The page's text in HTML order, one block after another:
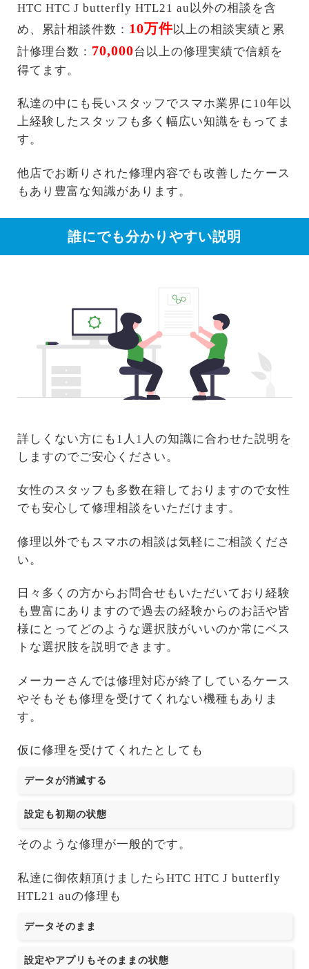
HTC HTC J butterfly HTL21 au以外の相談を含
め、累計相談件数： 10万件以上の相談実績と累
計修理台数： 70,000台以上の修理実績で信頼を
得てます。
私達の中にも長いスタッフでスマホ業界に10年以
上経験したスタッフも多く幅広い知識をもってま
す。
他店でお断りされた修理内容でも改善したケース
もあり豊富な知識があります。
誰にでも分かりやすい説明
詳しくない方にも1人1人の知識に合わせた説明を
しますのでご安心ください。
女性のスタッフも多数在籍しておりますので女性
でも安心して修理相談をいただけます。
修理以外でもスマホの相談は気軽にご相談くださ
い。
日々多くの方からお問合せもいただいており経験
も豊富にありますので過去の経験からのお話や皆
様にとってどのような選択肢がいいのか常にベス
トな選択肢を説明できます。
メーカーさんでは修理対応が終了しているケース
やそもそも修理を受けてくれない機種もありま
す。
仮に修理を受けてくれたとしても
データが消滅する
設定も初期の状態
そのような修理が一般的です。
私達に御依頼頂けましたらHTC HTC J butterfly
HTL21 auの修理も
データそのまま
設定やアプリもそのままの状態